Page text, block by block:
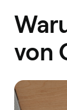
von